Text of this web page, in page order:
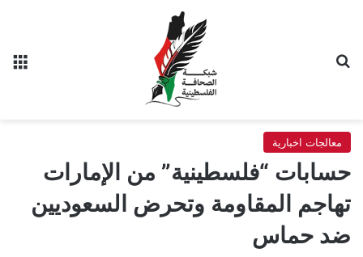
معالجات اخبارية
حسابات “فلسطينية” من الإمارات
تهاجم المقاومة وتحرض السعوديين
ضد حماس